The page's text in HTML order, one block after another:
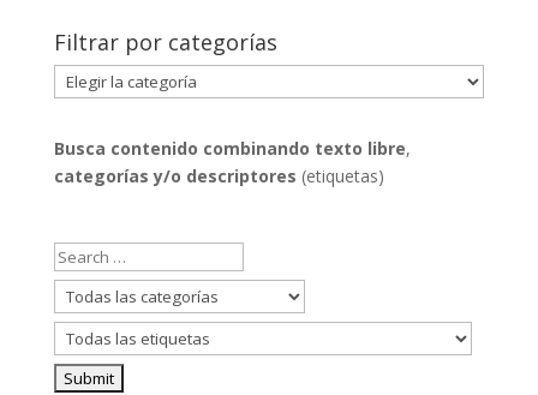
Filtrar por categorías
Filtrar
por
Busca contenido combinando texto libre,
categorías y/o descriptores (etiquetas)